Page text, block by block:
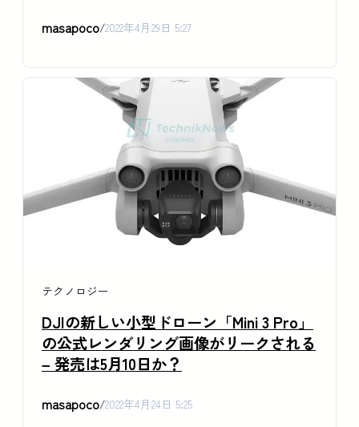
masapoco/2022年4月29日 5:27
テクノロジー
DJIの新しい小型ドローン「Mini 3 Pro」
の公式レンダリング画像がリークされる
– 発売は5月10日か？
masapoco/2022年4月24日 5:25